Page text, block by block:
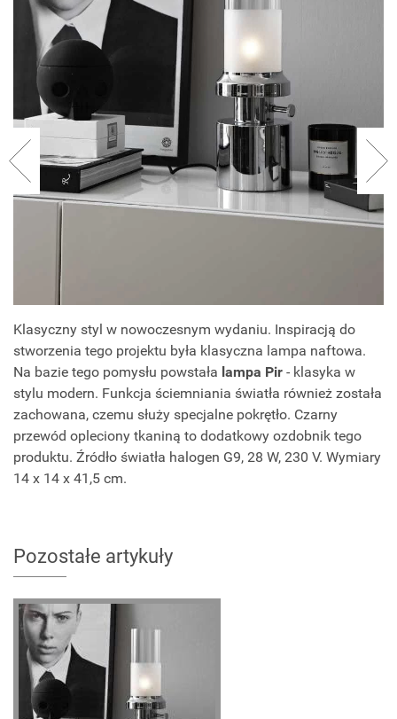
Klasyczny styl w nowoczesnym wydaniu. Inspiracją do
stworzenia tego projektu była klasyczna lampa naftowa.
Na bazie tego pomysłu powstała lampa Pir - klasyka w
stylu modern. Funkcja ściemniania światła również została
zachowana, czemu służy specjalne pokrętło. Czarny
przewód opleciony tkaniną to dodatkowy ozdobnik tego
produktu. Źródło światła halogen G9, 28 W, 230 V. Wymiary
14 x 14 x 41,5 cm.
Pozostałe artykuły